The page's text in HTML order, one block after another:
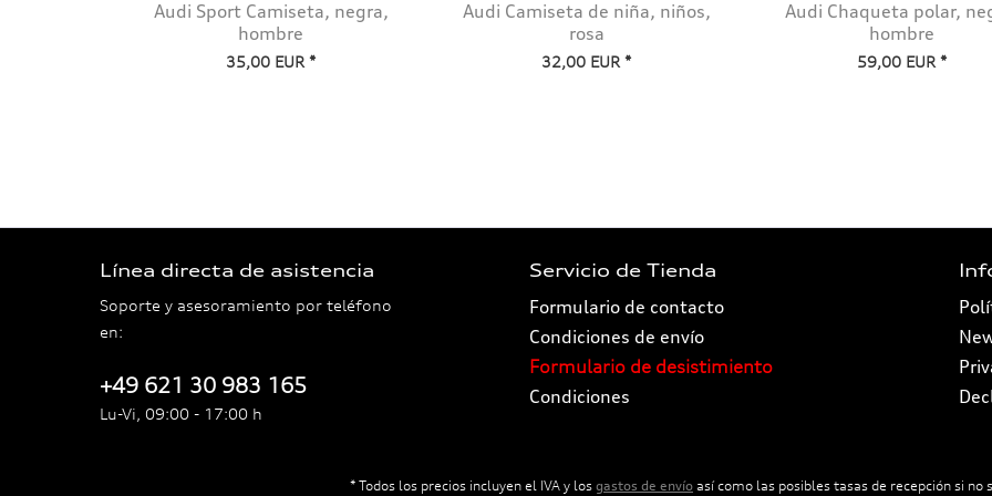
Audi Sport Camiseta, negra,
hombre
35,00 EUR *
Audi Camiseta de niña, niños,
rosa
32,00 EUR *
Audi Chaqueta polar,
hombre
59,00 EUR *
Línea directa de asistencia
Soporte y asesoramiento por teléfono
en:
+49 621 30 983 165
Lu-Vi, 09:00 - 17:00 h
Servicio de Tienda
Formulario de contacto
Condiciones de envío
Formulario de desistimiento
Condiciones
* Todos los precios incluyen el IVA y los gastos de envío así como las posibles tasas de recepción si no